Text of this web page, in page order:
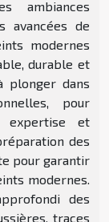
ambiances
avancées de
modernes
durable et
plonger dans
pour
expertise et
des
pour garantir
modernes.
des
traces